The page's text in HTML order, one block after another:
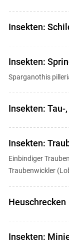
Insekten:
Insekten:
Sparganothis
Insekten: Tau-
Insekten:
Einbindiger
Traubenwickler
Heuschrecken
Insekten: